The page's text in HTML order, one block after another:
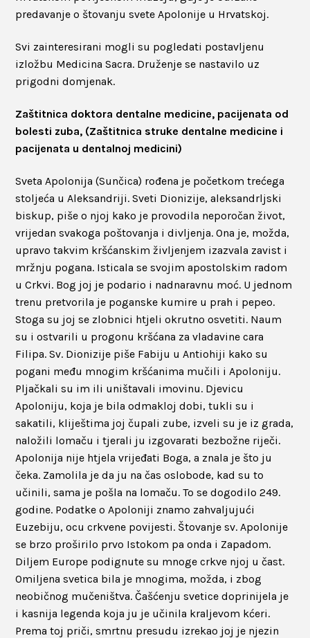
predavanje o štovanju svete Apolonije u Hrvatskoj.
Svi zainteresirani mogli su pogledati postavljenu
izložbu Medicina Sacra. Druženje se nastavilo uz
prigodni domjenak.
Zaštitnica doktora dentalne medicine, pacijenata od
bolesti zuba, (Zaštitnica struke dentalne medicine i
pacijenata u dentalnoj medicini)
Sveta Apolonija (Sunčica) rođena je početkom trećega
stoljeća u Aleksandriji. Sveti Dionizije, aleksandrljski
biskup, piše o njoj kako je provodila neporočan život,
vrijedan svakoga poštovanja i divljenja. Ona je, možda,
upravo takvim kršćanskim življenjem izazvala zavist i
mržnju pogana. Isticala se svojim apostolskim radom
u Crkvi. Bog joj je podario i nadnaravnu moć. U jednom
trenu pretvorila je poganske kumire u prah i pepeo.
Stoga su joj se zlobnici htjeli okrutno osvetiti. Naum
su i ostvarili u progonu kršćana za vladavine cara
Filipa. Sv. Dionizije piše Fabiju u Antiohiji kako su
pogani među mnogim kršćanima mučili i Apoloniju.
Pljačkali su im ili uništavali imovinu. Djevicu
Apoloniju, koja je bila odmakloj dobi, tukli su i
sakatili, kliještima joj čupali zube, izveli su je iz grada,
naložili lomaču i tjerali ju izgovarati bezbožne riječi.
Apolonija nije htjela vrijeđati Boga, a znala je što ju
čeka. Zamolila je da ju na čas oslobode, kad su to
učinili, sama je pošla na lomaču. To se dogodilo 249.
godine. Podatke o Apoloniji znamo zahvaljujući
Euzebiju, ocu crkvene povijesti. Štovanje sv. Apolonije
se brzo proširilo prvo Istokom pa onda i Zapadom.
Diljem Europe podignute su mnoge crkve njoj u čast.
Omiljena svetica bila je mnogima, možda, i zbog
neobičnog mučeništva. Čašćenju svetice doprinijela je
i kasnija legenda koja ju je učinila kraljevom kćeri.
Prema toj priči, smrtnu presudu izrekao joj je njezin